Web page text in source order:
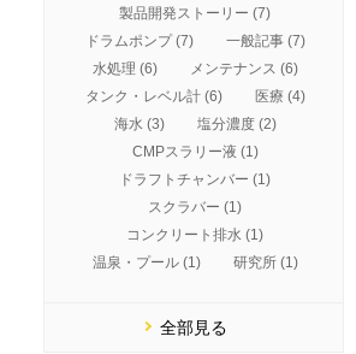
製品開発ストーリー (7)
ドラムポンプ (7)
一般記事 (7)
水処理 (6)
メンテナンス (6)
タンク・レベル計 (6)
医療 (4)
海水 (3)
塩分濃度 (2)
CMPスラリー液 (1)
ドラフトチャンバー (1)
スクラバー (1)
コンクリート排水 (1)
温泉・プール (1)
研究所 (1)
全部見る